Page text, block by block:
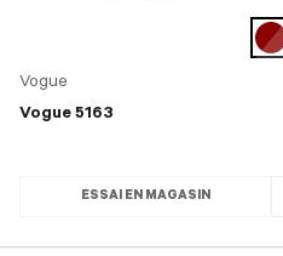
Vogue
Vogue 5163
ESSAI EN MAGASIN